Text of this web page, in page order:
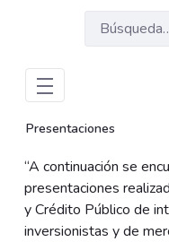
Presentaciones
“A continuación se
presentaciones
y Crédito Público de
inversionistas y de